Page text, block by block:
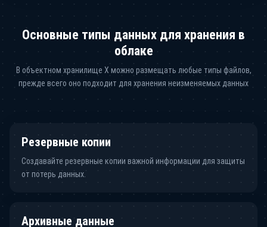
Основные типы данных для хранения в
облаке
В объектном хранилище X можно размещать любые типы файлов,
прежде всего оно подходит для хранения неизменяемых данных
Резервные копии
Создавайте резервные копии важной информации для защиты
от потерь данных.
Архивные данные